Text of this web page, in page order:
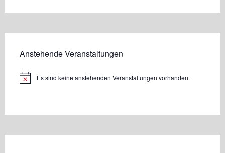
Anstehende Veranstaltungen
HinweisEs sind keine anstehenden Veranstaltungen vorhanden.